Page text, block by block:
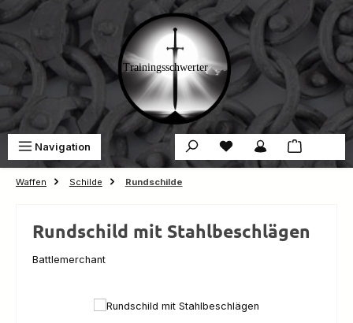
Zum Hauptinhalt springen
Navigation Du hast 0 Produkte auf
Waffen Schilde Rundschilde
Rundschild mit Stahlbeschlägen
Battlemerchant
Bildergalerie überspringen